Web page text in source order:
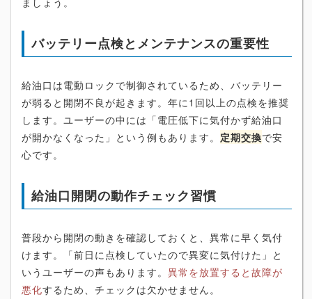
バッテリー点検とメンテナンスの重要性
給油口は電動ロックで制御されているため、バッテリー
が弱ると開閉不良が起きます。年に1回以上の点検を推奨
します。ユーザーの中には「電圧低下に気付かず給油口
が開かなくなった」という例もあります。 定期交換で安
心です。
給油口開閉の動作チェック習慣
普段から開閉の動きを確認しておくと、異常に早く気付
けます。「前日に点検していたので異変に気付けた」と
いうユーザーの声もあります。 異常を放置すると故障が
悪化するため、チェックは欠かせません。